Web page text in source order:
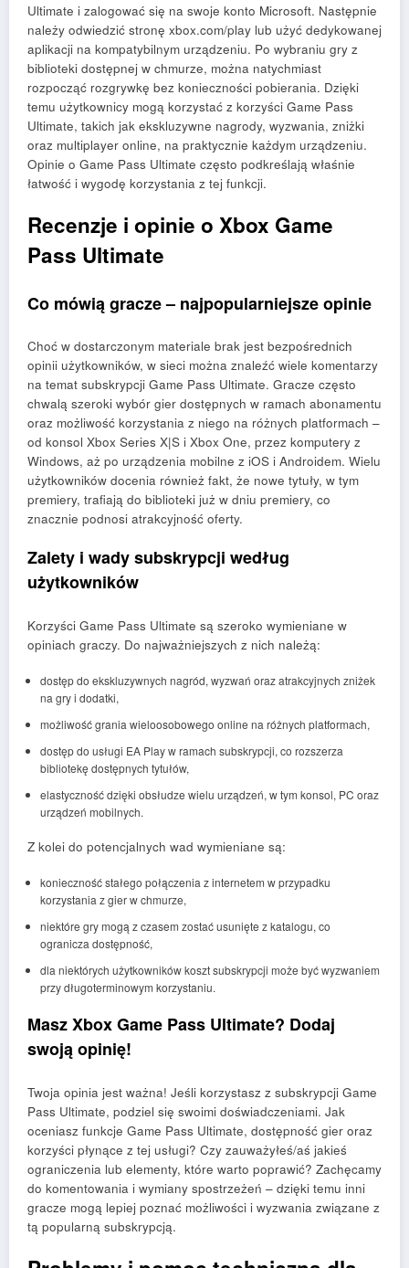
Ultimate i zalogować się na swoje konto Microsoft. Następnie
należy odwiedzić stronę xbox.com/play lub użyć dedykowanej
aplikacji na kompatybilnym urządzeniu. Po wybraniu gry z
biblioteki dostępnej w chmurze, można natychmiast
rozpocząć rozgrywkę bez konieczności pobierania. Dzięki
temu użytkownicy mogą korzystać z korzyści Game Pass
Ultimate, takich jak ekskluzywne nagrody, wyzwania, zniżki
oraz multiplayer online, na praktycznie każdym urządzeniu.
Opinie o Game Pass Ultimate często podkreślają właśnie
łatwość i wygodę korzystania z tej funkcji.
Recenzje i opinie o Xbox Game
Pass Ultimate
Co mówią gracze – najpopularniejsze opinie
Choć w dostarczonym materiale brak jest bezpośrednich
opinii użytkowników, w sieci można znaleźć wiele komentarzy
na temat subskrypcji Game Pass Ultimate. Gracze często
chwalą szeroki wybór gier dostępnych w ramach abonamentu
oraz możliwość korzystania z niego na różnych platformach –
od konsol Xbox Series X|S i Xbox One, przez komputery z
Windows, aż po urządzenia mobilne z iOS i Androidem. Wielu
użytkowników docenia również fakt, że nowe tytuły, w tym
premiery, trafiają do biblioteki już w dniu premiery, co
znacznie podnosi atrakcyjność oferty.
Zalety i wady subskrypcji według
użytkowników
Korzyści Game Pass Ultimate są szeroko wymieniane w
opiniach graczy. Do najważniejszych z nich należą:
dostęp do ekskluzywnych nagród, wyzwań oraz atrakcyjnych zniżek
na gry i dodatki,
możliwość grania wieloosobowego online na różnych platformach,
dostęp do usługi EA Play w ramach subskrypcji, co rozszerza
bibliotekę dostępnych tytułów,
elastyczność dzięki obsłudze wielu urządzeń, w tym konsol, PC oraz
urządzeń mobilnych.
Z kolei do potencjalnych wad wymieniane są:
konieczność stałego połączenia z internetem w przypadku
korzystania z gier w chmurze,
niektóre gry mogą z czasem zostać usunięte z katalogu, co
ogranicza dostępność,
dla niektórych użytkowników koszt subskrypcji może być wyzwaniem
przy długoterminowym korzystaniu.
Masz Xbox Game Pass Ultimate? Dodaj
swoją opinię!
Twoja opinia jest ważna! Jeśli korzystasz z subskrypcji Game
Pass Ultimate, podziel się swoimi doświadczeniami. Jak
oceniasz funkcje Game Pass Ultimate, dostępność gier oraz
korzyści płynące z tej usługi? Czy zauważyłeś/aś jakieś
ograniczenia lub elementy, które warto poprawić? Zachęcamy
do komentowania i wymiany spostrzeżeń – dzięki temu inni
gracze mogą lepiej poznać możliwości i wyzwania związane z
tą popularną subskrypcją.